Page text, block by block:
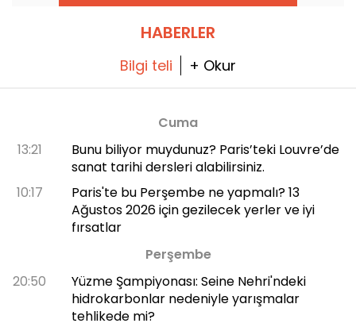
HABERLER
Bilgi teli + Okur
Cuma
13:21
Bunu biliyor muydunuz? Paris’teki Louvre’de
sanat tarihi dersleri alabilirsiniz.
10:17
Paris'te bu Perşembe ne yapmalı? 13
Ağustos 2026 için gezilecek yerler ve iyi
fırsatlar
Perşembe
20:50
Yüzme Şampiyonası: Seine Nehri'ndeki
hidrokarbonlar nedeniyle yarışmalar
tehlikede mi?